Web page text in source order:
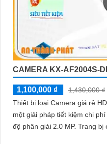
CAMERA KX-AF2004S-
1,100,000 ₫
1,430,000 ₫
Thiết bị loại Camera giá rẻ
một giải pháp tiết kiệm chi
độ phân giải